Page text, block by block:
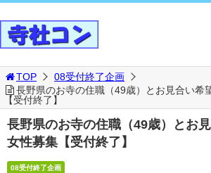
TOP
08受付終了企画
長野県のお寺の住職（49歳）とお見合い希
【受付終了】
長野県のお寺の住職（49歳）とお
女性募集【受付終了】
08受付終了企画